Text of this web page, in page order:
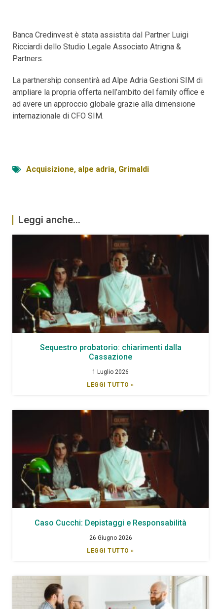
Banca Credinvest è stata assistita dal Partner Luigi
Ricciardi dello Studio Legale Associato Atrigna &
Partners.
La partnership consentirà ad Alpe Adria Gestioni SIM di
ampliare la propria offerta nell’ambito del family office e
ad avere un approccio globale grazie alla dimensione
internazionale di CFO SIM.
Acquisizione, alpe adria, Grimaldi
Leggi anche...
Sequestro probatorio: chiarimenti dalla
Cassazione
1 Luglio 2026
LEGGI TUTTO »
Caso Cucchi: Depistaggi e Responsabilità
26 Giugno 2026
LEGGI TUTTO »